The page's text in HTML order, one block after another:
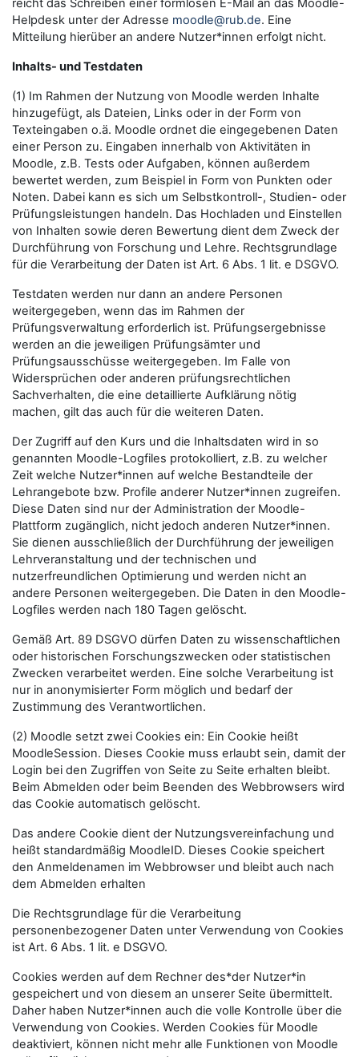
reicht das Schreiben einer formlosen E-Mail an das Moodle-
Helpdesk unter der Adresse moodle@rub.de. Eine
Mitteilung hierüber an andere Nutzer*innen erfolgt nicht.
Inhalts- und Testdaten
(1) Im Rahmen der Nutzung von Moodle werden Inhalte
hinzugefügt, als Dateien, Links oder in der Form von
Texteingaben o.ä. Moodle ordnet die eingegebenen Daten
einer Person zu. Eingaben innerhalb von Aktivitäten in
Moodle, z.B. Tests oder Aufgaben, können außerdem
bewertet werden, zum Beispiel in Form von Punkten oder
Noten. Dabei kann es sich um Selbstkontroll-, Studien- oder
Prüfungsleistungen handeln. Das Hochladen und Einstellen
von Inhalten sowie deren Bewertung dient dem Zweck der
Durchführung von Forschung und Lehre. Rechtsgrundlage
für die Verarbeitung der Daten ist Art. 6 Abs. 1 lit. e DSGVO.
Testdaten werden nur dann an andere Personen
weitergegeben, wenn das im Rahmen der
Prüfungsverwaltung erforderlich ist. Prüfungsergebnisse
werden an die jeweiligen Prüfungsämter und
Prüfungsausschüsse weitergegeben. Im Falle von
Widersprüchen oder anderen prüfungsrechtlichen
Sachverhalten, die eine detaillierte Aufklärung nötig
machen, gilt das auch für die weiteren Daten.
Der Zugriff auf den Kurs und die Inhaltsdaten wird in so
genannten Moodle-Logfiles protokolliert, z.B. zu welcher
Zeit welche Nutzer*innen auf welche Bestandteile der
Lehrangebote bzw. Profile anderer Nutzer*innen zugreifen.
Diese Daten sind nur der Administration der Moodle-
Plattform zugänglich, nicht jedoch anderen Nutzer*innen.
Sie dienen ausschließlich der Durchführung der jeweiligen
Lehrveranstaltung und der technischen und
nutzerfreundlichen Optimierung und werden nicht an
andere Personen weitergegeben. Die Daten in den Moodle-
Logfiles werden nach 180 Tagen gelöscht.
Gemäß Art. 89 DSGVO dürfen Daten zu wissenschaftlichen
oder historischen Forschungszwecken oder statistischen
Zwecken verarbeitet werden. Eine solche Verarbeitung ist
nur in anonymisierter Form möglich und bedarf der
Zustimmung des Verantwortlichen.
(2) Moodle setzt zwei Cookies ein: Ein Cookie heißt
MoodleSession. Dieses Cookie muss erlaubt sein, damit der
Login bei den Zugriffen von Seite zu Seite erhalten bleibt.
Beim Abmelden oder beim Beenden des Webbrowsers wird
das Cookie automatisch gelöscht.
Das andere Cookie dient der Nutzungsvereinfachung und
heißt standardmäßig MoodleID. Dieses Cookie speichert
den Anmeldenamen im Webbrowser und bleibt auch nach
dem Abmelden erhalten
Die Rechtsgrundlage für die Verarbeitung
personenbezogener Daten unter Verwendung von Cookies
ist Art. 6 Abs. 1 lit. e DSGVO.
Cookies werden auf dem Rechner des*der Nutzer*in
gespeichert und von diesem an unserer Seite übermittelt.
Daher haben Nutzer*innen auch die volle Kontrolle über die
Verwendung von Cookies. Werden Cookies für Moodle
deaktiviert, können nicht mehr alle Funktionen von Moodle